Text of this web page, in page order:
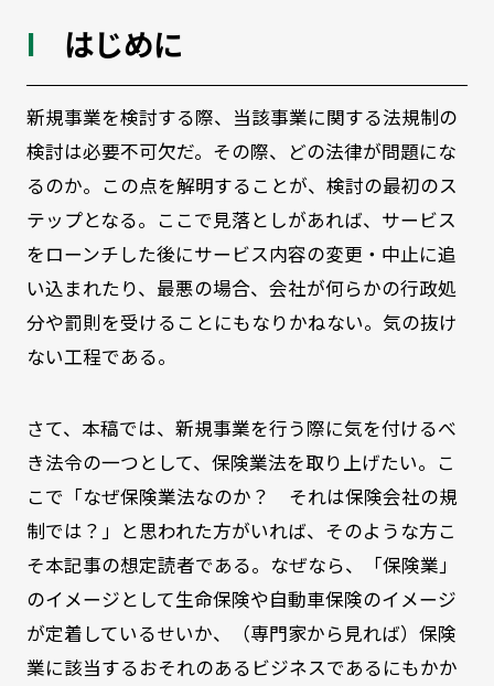
はじめに
新規事業を検討する際、当該事業に関する法規制の
検討は必要不可欠だ。その際、どの法律が問題にな
るのか。この点を解明することが、検討の最初のス
テップとなる。ここで見落としがあれば、サービス
をローンチした後にサービス内容の変更・中止に追
い込まれたり、最悪の場合、会社が何らかの行政処
分や罰則を受けることにもなりかねない。気の抜け
ない工程である。
さて、本稿では、新規事業を行う際に気を付けるべ
き法令の一つとして、保険業法を取り上げたい。こ
こで「なぜ保険業法なのか？ それは保険会社の規
制では？」と思われた方がいれば、そのような方こ
そ本記事の想定読者である。なぜなら、「保険業」
のイメージとして生命保険や自動車保険のイメージ
が定着しているせいか、（専門家から見れば）保険
業に該当するおそれのあるビジネスであるにもかか